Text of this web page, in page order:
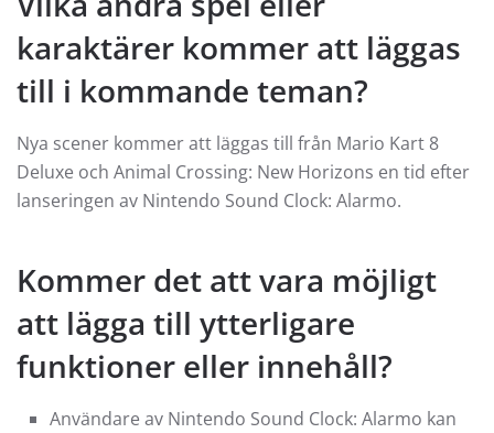
karaktärer kommer att läggas
till i kommande teman?
Nya scener kommer att läggas till från Mario Kart 8
Deluxe och Animal Crossing: New Horizons en tid efter
lanseringen av Nintendo Sound Clock: Alarmo.
Kommer det att vara möjligt
att lägga till ytterligare
funktioner eller innehåll?
Användare av Nintendo Sound Clock: Alarmo kan